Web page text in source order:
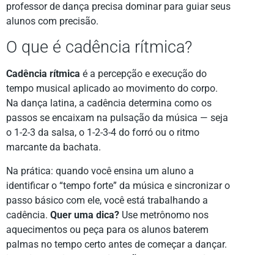
professor de dança precisa dominar para guiar seus
alunos com precisão.
O que é cadência rítmica?
Cadência rítmica é a percepção e execução do
tempo musical aplicado ao movimento do corpo.
Na dança latina, a cadência determina como os
passos se encaixam na pulsação da música — seja
o 1-2-3 da salsa, o 1-2-3-4 do forró ou o ritmo
marcante da bachata.
Na prática: quando você ensina um aluno a
identificar o “tempo forte” da música e sincronizar o
passo básico com ele, você está trabalhando a
cadência. Quer uma dica? Use metrônomo nos
aquecimentos ou peça para os alunos baterem
palmas no tempo certo antes de começar a dançar.